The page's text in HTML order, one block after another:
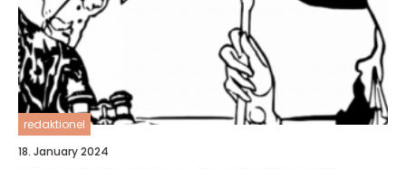
redaktionel
18. January 2024